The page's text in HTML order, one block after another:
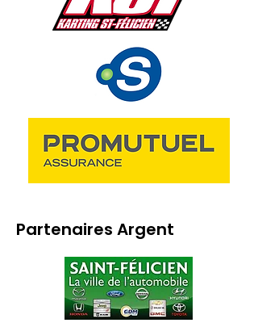
Partenaires Argent